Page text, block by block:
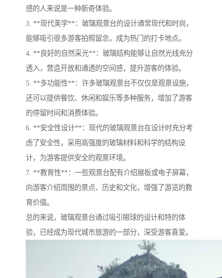
感的人来说是一种新奇体验。
3. **现代美学**：玻璃观景台的设计通常现代和时尚，
能够吸引很多游客拍照留念，成为热门的打卡地点。
4. **良好的自然采光**：玻璃结构能够让自然光线充分
透入，营造开放和通透的空间感，提升游客的体验。
5. **多功能性**：许多玻璃观景台不仅仅是观景设施，
还可以提供餐饮、休闲和娱乐等多种服务，增加了游客
的停留时间和消费体验。
6. **安全性设计**：现代的玻璃观景台在设计时充分考
虑了安全性，采用高强度的玻璃材料和科学的结构设
计，为游客提供安全的观景环境。
7. **教育性**：一些观景台配有介绍展板或电子屏幕，
向游客介绍周围的景点、历史和文化，增强了游览的教
育价值。
总的来说，玻璃观景台通过吸引眼球的设计和特的体
验，已经成为现代城市旅游的一部分，深受游客喜爱。